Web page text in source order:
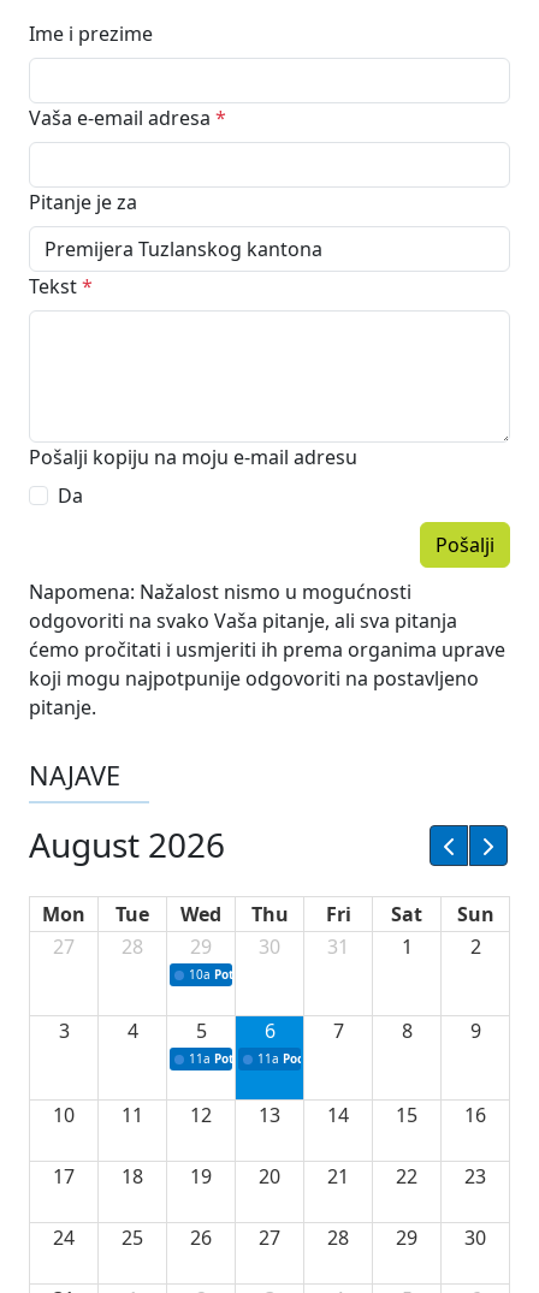
Ime i prezime
Vaša e-email adresa *
Pitanje je za
Tekst*
Pošalji kopiju na moju e-mail adresu
Da
Pošalji
Napomena: Nažalost nismo u mogućnosti
odgovoriti na svako Vaša pitanje, ali sva pitanja
ćemo pročitati i usmjeriti ih prema organima uprave
koji mogu najpotpunije odgovoriti na postavljeno
pitanje.
NAJAVE
August 2026
Mon Tue Wed Thu Fri Sat
Sun
27
28 29
10a Potpisivanje ugovora sa neprofitnim
30 31 1 2
3 4 5
11a Potpisivanje ugovora o stipendijama za
6
11a Podrška razvoju vodne infrastrukture u
7 8 9
10 11 12 13 14 15 16
17 18 19 20 21 22 23
24 25 26 27 28 29 30